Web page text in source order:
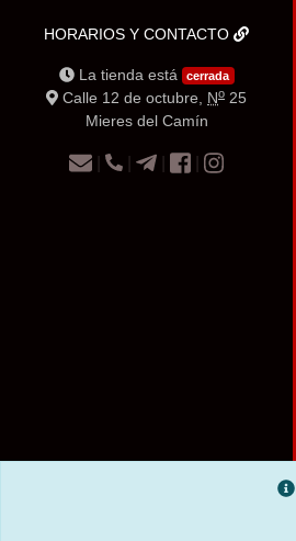
HORARIOS Y CONTACTO
La tienda está cerrada
Calle 12 de octubre, No 25
Mieres del Camín
| | |